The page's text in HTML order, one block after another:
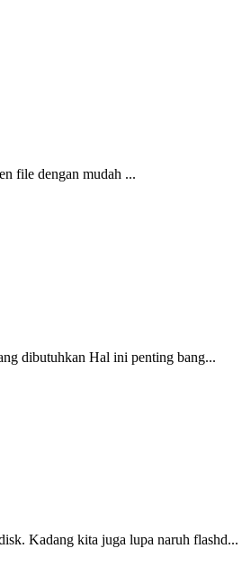
file dengan mudah ...
dibutuhkan Hal ini penting bang...
Kadang kita juga lupa naruh flashd...